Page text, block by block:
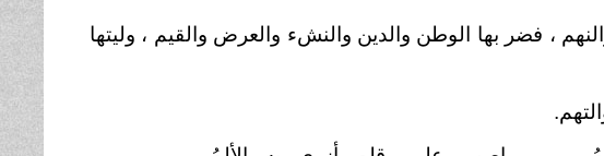
، فضر بها الوطن والدين والنشء والعرض والقيم ، وليتها
.